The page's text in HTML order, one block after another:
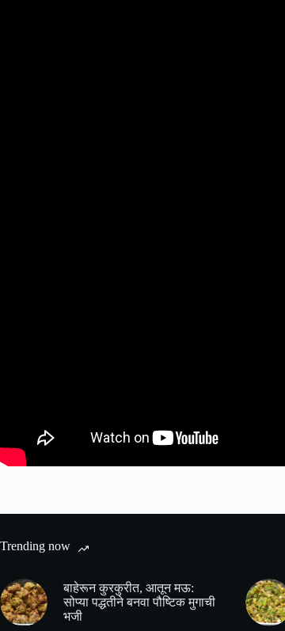
Trending now
बाहेरून कुरकुरीत, आतून मऊ:
सोप्या पद्धतीने बनवा पौष्टिक मुगाची
भजी